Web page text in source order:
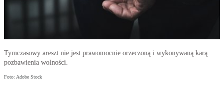
Tymczasowy areszt nie jest prawomocnie orzeczoną i wykonywaną karą
pozbawienia wolności.
Foto: Adobe Stock